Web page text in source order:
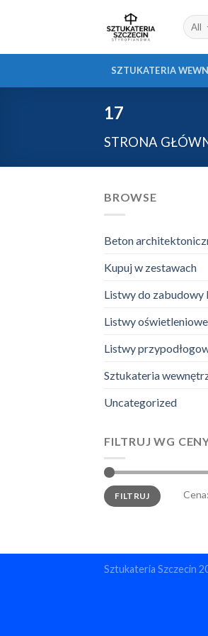
SZTUKATERIA
17
STRONA
BROWSE
Beton
Kupuj w zestawach
Listwy do zabudowy
Listwy
Listwy
Sztukateria
Uncategorized
FILTRUJ WG
Cena
min.
Cena
maks.FILTRUJ Cena:
Sztukateria Szczecin